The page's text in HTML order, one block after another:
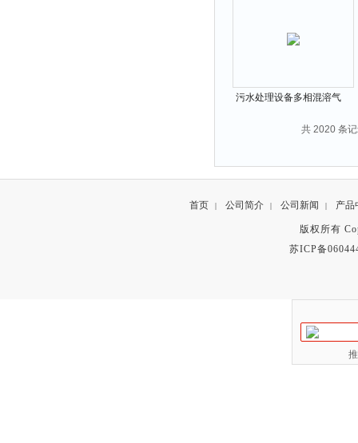
污水处理设备多相混溶气
共 2020 条
首页 | 公司简介 | 公司新闻 | 产品
版权所有
苏ICP备